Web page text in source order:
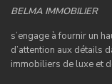
BELMA IMMOBILIER
s’engage à fournir un
d’attention aux détails
immobiliers de luxe et